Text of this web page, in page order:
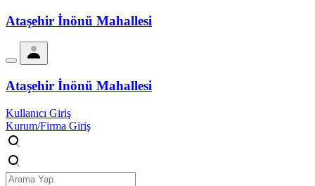
Ataşehir İnönü Mahallesi
Ataşehir İnönü Mahallesi
Kullanıcı Giriş
Kurum/Firma Giriş